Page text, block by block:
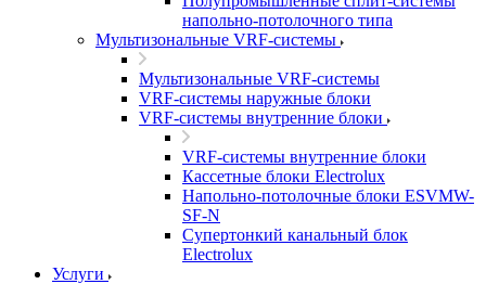
напольно-потолочного типа
Мультизональные VRF-системы
Мультизональные VRF-системы
VRF-системы наружные блоки
VRF-системы внутренние блоки
VRF-системы внутренние блоки
Кассетные блоки Electrolux
Напольно-потолочные блоки ESVMW-
SF-N
Супертонкий канальный блок
Electrolux
Услуги